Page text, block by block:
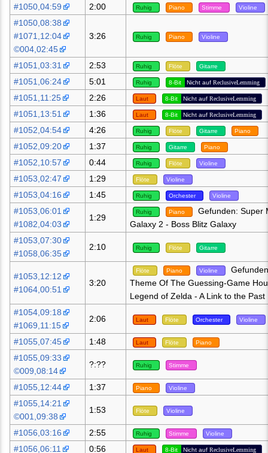
#1050,04:59 2:00 Ruhig Piano Stimme Violine
#1050,08:38
#1071,12:04
©004,02:45
3:26 Ruhig Piano Violine
#1051,03:31 2:53 Ruhig Flöte Gitarre
#1051,06:24 5:01 Ruhig 8-Bit Nicht auf ReclusiveLemming
#1051,11:25 2:26 Laut 8-Bit Nicht auf ReclusiveLemming
#1051,13:51 1:36 Laut 8-Bit Nicht auf ReclusiveLemming
#1052,04:54 4:26 Ruhig Flöte Gitarre Piano
#1052,09:20 1:37 Ruhig Gitarre Piano
#1052,10:57 0:44 Ruhig Flöte Violine
#1053,02:47 1:29 Flöte Violine
#1053,04:16 1:45 Ruhig Orchester Violine
#1053,06:01
#1082,04:03
1:29
Ruhig Piano
Gefunden: Super
Galaxy 2 - Boss Blitz Galaxy
#1053,07:30
#1058,06:35
2:10 Ruhig Flöte Gitarre
#1053,12:12
#1064,00:51
3:20
Flöte Piano Violine
Theme Of The Guessing-Game
Legend of Zelda - A Link to the Past
#1054,09:18
#1069,11:15
2:06 Laut Flöte Orchester Violine
#1055,07:45 1:48 Laut Flöte Piano
#1055,09:33
©009,08:14
?:?? Ruhig Stimme
#1055,12:44 1:37 Piano Violine
#1055,14:21
©001,09:38
1:53 Flöte Violine
#1056,03:16 2:55 Ruhig Stimme Violine
#1056,06:11 0:56 Laut 8-Bit Nicht auf ReclusiveLemming